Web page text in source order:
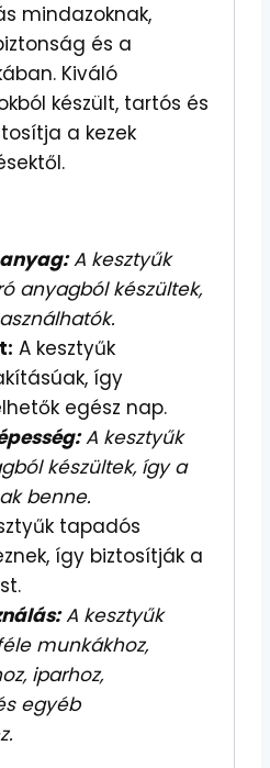
mindazoknak,
és a
Kiváló
készült, tartós és
a kezek
A kesztyűk
anyagból készültek,
A kesztyűk
így
egész nap.
A kesztyűk
készültek, így a
benne.
tapadós
így biztosítják a
A kesztyűk
munkákhoz,
iparhoz,
egyéb